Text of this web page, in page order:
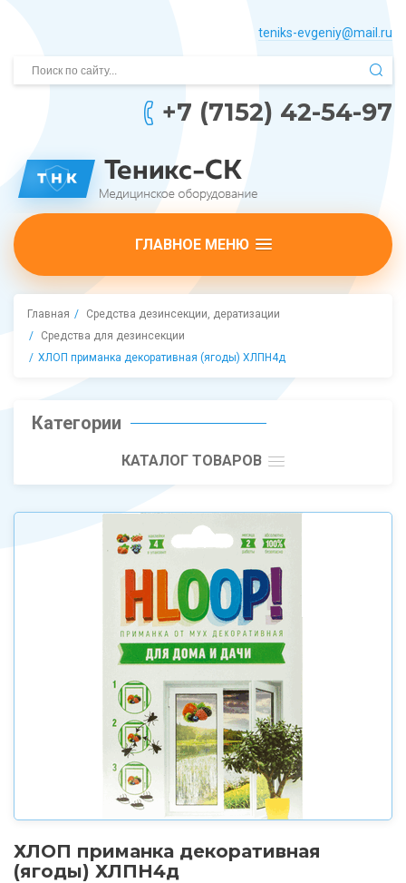
teniks-evgeniy@mail.­ru
+7 (7152) 42-54-97
ГЛАВНОЕ МЕНЮ
Главная
Средства дезинсекции, дератизации
Средства для дезинсекции
ХЛОП приманка декоративная (ягоды) ХЛПН4д
Категории
КАТАЛОГ ТОВАРОВ
ХЛОП приманка декоративная
(ягоды) ХЛПН4д